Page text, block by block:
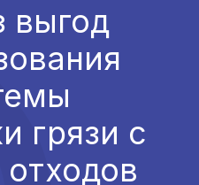
выгод
грязи с